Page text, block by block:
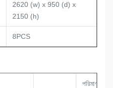
2620 (w) x 950 (d) x
2150 (h)
8PCS
পরিমাণ